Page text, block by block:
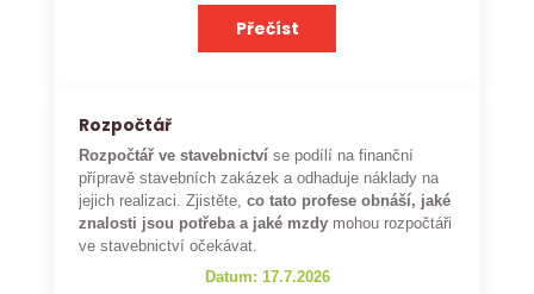
Přečíst
Rozpočtář
Rozpočtář ve stavebnictví se podílí na finanční
přípravě stavebních zakázek a odhaduje náklady na
jejich realizaci. Zjistěte,co tato profese obnáší, jaké
znalosti jsou potřeba a jaké mzdy mohou rozpočtáři
ve stavebnictví očekávat.
Datum: 17.7.2026